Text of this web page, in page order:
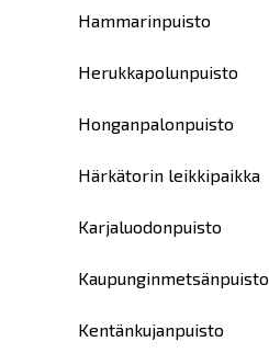
Hammarinpuisto
Herukkapolunpuisto
Honganpalonpuisto
Härkätorin leikkipaikka
Karjaluodonpuisto
Kaupunginmetsänpuisto
Kentänkujanpuisto